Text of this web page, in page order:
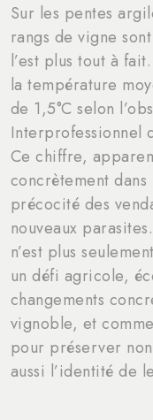
Sur les pentes
rangs de vigne
l’est plus tout à
la température
de 1,5°C selon
Interprofessionnel
Ce chiffre,
concrètement
précocité des
nouveaux
n’est plus
un défi agricole,
changements
vignoble, et
pour préserver
aussi l’identité de